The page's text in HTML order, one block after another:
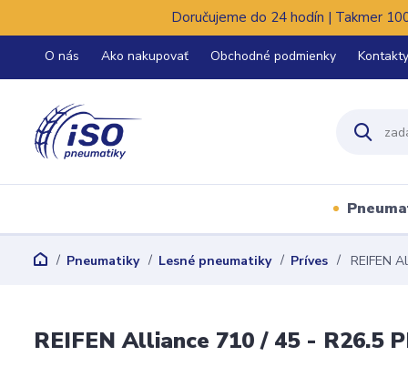
Doručujeme do 24 hodín | Takmer
O nás Ako nakupovať Obchodné podmienky Kontakty
Pneumatiky Lesné pneumatiky Príves REIFEN
REIFEN Alliance 710 / 45 - R26.5